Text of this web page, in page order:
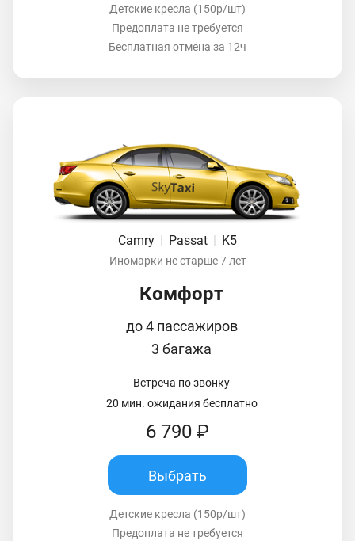
Детские кресла (150р/шт)
Предоплата не требуется
Бесплатная отмена за 12ч
Camry Passat K5
Иномарки не старше 7 лет
Комфорт
до 4 пассажиров
3 багажа
Встреча по звонку
20 мин. ожидания бесплатно
6 790 ₽
Выбрать
Детские кресла (150р/шт)
Предоплата не требуется